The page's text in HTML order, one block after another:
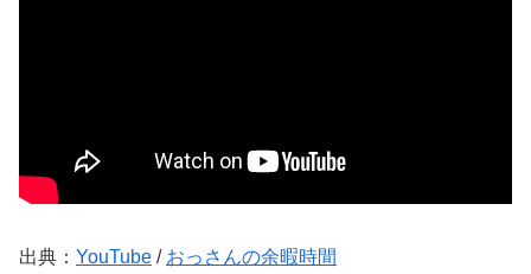
出典： YouTube / おっさんの余暇時間